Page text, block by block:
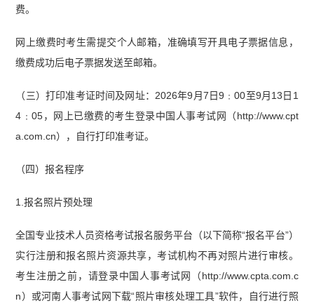
费。
网上缴费时考生需提交个人邮箱，准确填写开具电子票据信息，
缴费成功后电子票据发送至邮箱。
（三）打印准考证时间及网址：2026年9月7日9﹕00至9月13日1
4﹕05，网上已缴费的考生登录中国人事考试网（http://www.cpt
a.com.cn），自行打印准考证。
（四）报名程序
1.报名照片预处理
全国专业技术人员资格考试报名服务平台（以下简称“报名平台”）
实行注册和报名照片资源共享，考试机构不再对照片进行审核。
考生注册之前，请登录中国人事考试网（http://www.cpta.com.c
n）或河南人事考试网下载“照片审核处理工具”软件，自行进行照